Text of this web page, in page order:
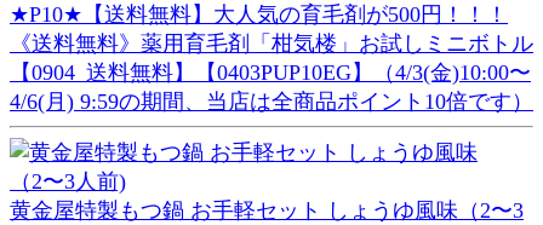
★P10★【送料無料】大人気の育毛剤が500円！！！
《送料無料》薬用育毛剤「柑気楼」お試しミニボトル
【0904_送料無料】【0403PUP10EG】（4/3(金)10:00〜
4/6(月) 9:59の期間、当店は全商品ポイント10倍です）
黄金屋特製もつ鍋 お手軽セット しょうゆ風味（2〜3